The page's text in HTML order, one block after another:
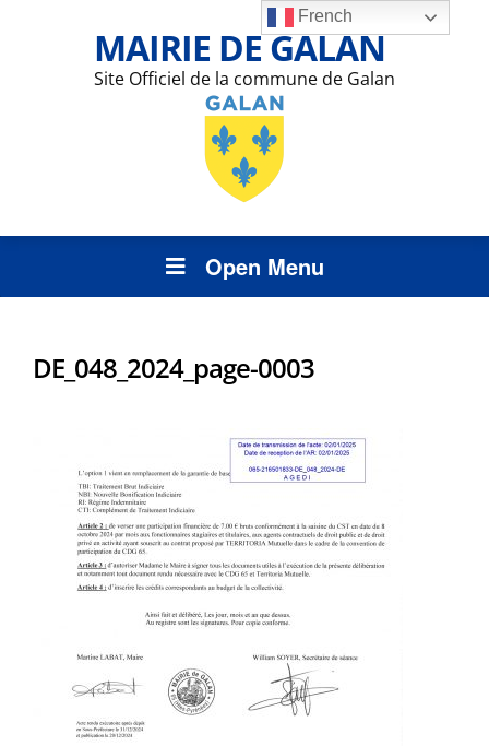
MAIRIE DE GALAN
Site Officiel de la commune de Galan
Open Menu
DE_048_2024_page-0003
French